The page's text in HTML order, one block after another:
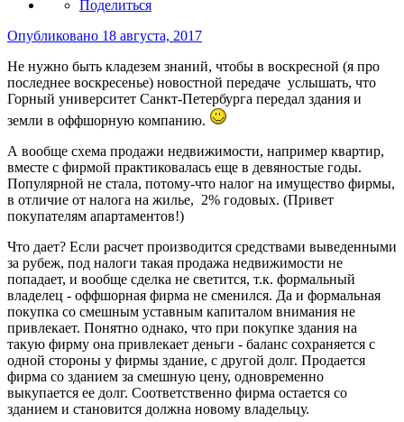
Поделиться
Опубликовано 18 августа, 2017
Не нужно быть кладезем знаний, чтобы в воскресной (я про
последнее воскресенье) новостной передаче услышать, что
Горный университет Санкт-Петербурга передал здания и
земли в оффшорную компанию.
А вообще схема продажи недвижимости, например квартир,
вместе с фирмой практиковалась еще в девяностые годы.
Популярной не стала, потому-что налог на имущество фирмы,
в отличие от налога на жилье, 2% годовых. (Привет
покупателям апартаментов!)
Что дает? Если расчет производится средствами выведенными
за рубеж, под налоги такая продажа недвижимости не
попадает, и вообще сделка не светится, т.к. формальный
владелец - оффшорная фирма не сменился. Да и формальная
покупка со смешным уставным капиталом внимания не
привлекает. Понятно однако, что при покупке здания на
такую фирму она привлекает деньги - баланс сохраняется с
одной стороны у фирмы здание, с другой долг. Продается
фирма со зданием за смешную цену, одновременно
выкупается ее долг. Соответственно фирма остается со
зданием и становится должна новому владельцу.